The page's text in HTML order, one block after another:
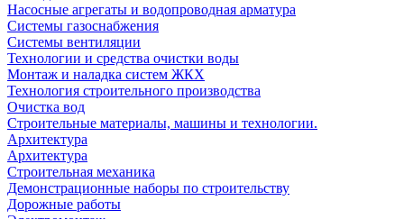
Насосные агрегаты и водопроводная арматура
Системы газоснабжения
Системы вентиляции
Технологии и средства очистки воды
Монтаж и наладка систем ЖКХ
Технология строительного производства
Очистка вод
Строительные материалы, машины и технологии.
Архитектура
Архитектура
Cтроительная механика
Демонстрационные наборы по строительству
Дорожные работы